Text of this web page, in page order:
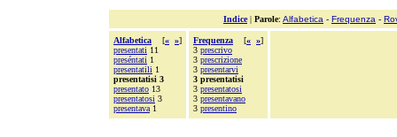
Indice| Parole: Alfabetica - Frequenza -
Alfabetica [« »]
presentati 11
preséntati 1
presentatili 1
presentatisi 3
presentato 13
presentatosi 3
presentava 1
Frequenza [« »]
3 prescrivo
3 prescrizione
3 presentarvi
3 presentatisi
3 presentatosi
3 presentavano
3 presentino